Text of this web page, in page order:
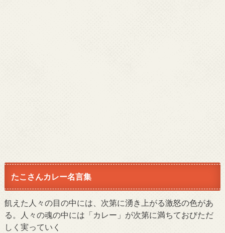
たこさんカレー名言集
飢えた人々の目の中には、次第に湧き上がる激怒の色があ
る。人々の魂の中には「カレー」が次第に満ちておびただ
しく実っていく